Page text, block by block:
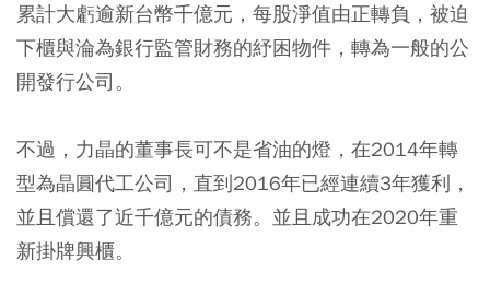
累計大虧逾新台幣千億元，每股淨值由正轉負，被迫
下櫃與淪為銀行監管財務的紓困物件，轉為一般的公
開發行公司。
不過，力晶的董事長可不是省油的燈，在2014年轉
型為晶圓代工公司，直到2016年已經連續3年獲利，
並且償還了近千億元的債務。並且成功在2020年重
新掛牌興櫃。